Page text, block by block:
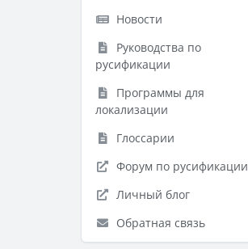
Новости
Руководства по
русификации
Программы для
локализации
Глоссарии
Форум по русификации
Личный блог
Обратная связь